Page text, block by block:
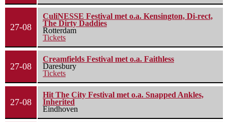
27-08
CuliNESSE Festival met o.a. Kensington, Di-rect,
The Dirty Daddies
Rotterdam
Tickets
27-08
Creamfields Festival met o.a. Faithless
Daresbury
Tickets
27-08
Hit The City Festival met o.a. Snapped Ankles,
Inherited
Eindhoven